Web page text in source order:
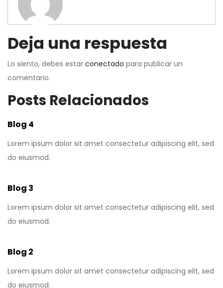
Deja una respuesta
Lo siento, debes estar conectado para publicar un
comentario.
Posts Relacionados
Blog 4
Lorem ipsum dolor sit amet consectetur adipiscing elit, sed
do eiusmod.
Blog 3
Lorem ipsum dolor sit amet consectetur adipiscing elit, sed
do eiusmod.
Blog 2
Lorem ipsum dolor sit amet consectetur adipiscing elit, sed
do eiusmod.